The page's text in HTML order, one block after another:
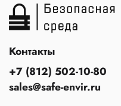
Контакты
+7 (812) 502-10-80
sales@safe-envir.ru